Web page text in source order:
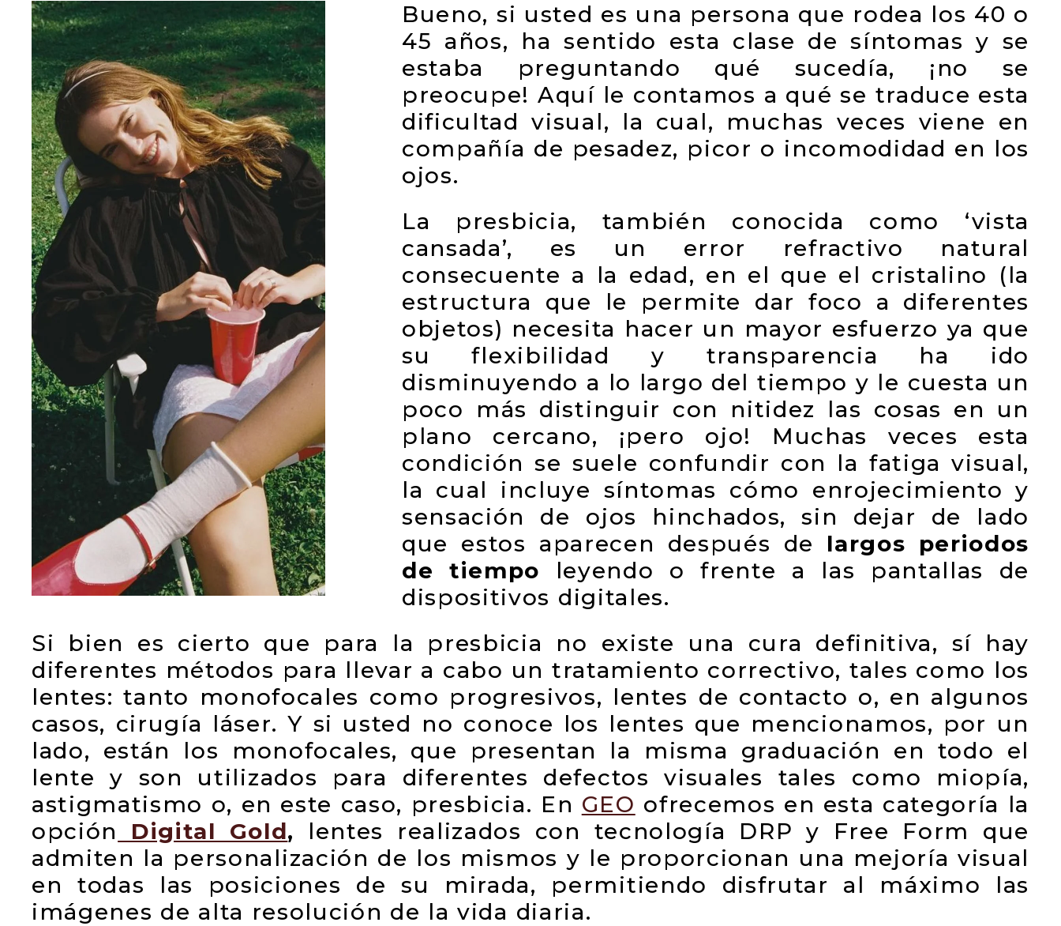
Bueno, si usted es una persona que rodea los 40 o
45 años, ha sentido esta clase de síntomas y se
estaba preguntando qué sucedía, ¡no se
preocupe! Aquí le contamos a qué se traduce esta
dificultad visual, la cual, muchas veces viene en
compañía de pesadez, picor o incomodidad en los
ojos.
La presbicia, también conocida como ‘vista
cansada’, es un error refractivo natural
consecuente a la edad, en el que el cristalino (la
estructura que le permite dar foco a diferentes
objetos) necesita hacer un mayor esfuerzo ya que
su flexibilidad y transparencia ha ido
disminuyendo a lo largo del tiempo y le cuesta un
poco más distinguir con nitidez las cosas en un
plano cercano, ¡pero ojo! Muchas veces esta
condición se suele confundir con la fatiga visual,
la cual incluye síntomas cómo enrojecimiento y
sensación de ojos hinchados, sin dejar de lado
que estos aparecen después de largos periodos
de tiempo leyendo o frente a las pantallas de
dispositivos digitales.
Si bien es cierto que para la presbicia no existe una cura definitiva, sí hay
diferentes métodos para llevar a cabo un tratamiento correctivo, tales como los
lentes: tanto monofocales como progresivos, lentes de contacto o, en algunos
casos, cirugía láser. Y si usted no conoce los lentes que mencionamos, por un
lado, están los monofocales, que presentan la misma graduación en todo el
lente y son utilizados para diferentes defectos visuales tales como miopía,
astigmatismo o, en este caso, presbicia. En GEO ofrecemos en esta categoría la
opción
Digital Gold, lentes realizados con tecnología DRP y Free Form que
admiten la personalización de los mismos y le proporcionan una mejoría visual
en todas las posiciones de su mirada, permitiendo disfrutar al máximo las
imágenes de alta resolución de la vida diaria.